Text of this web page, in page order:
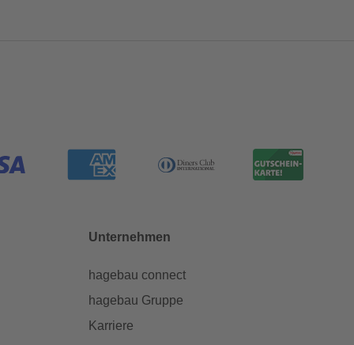
Unternehmen
hagebau connect
hagebau Gruppe
Karriere